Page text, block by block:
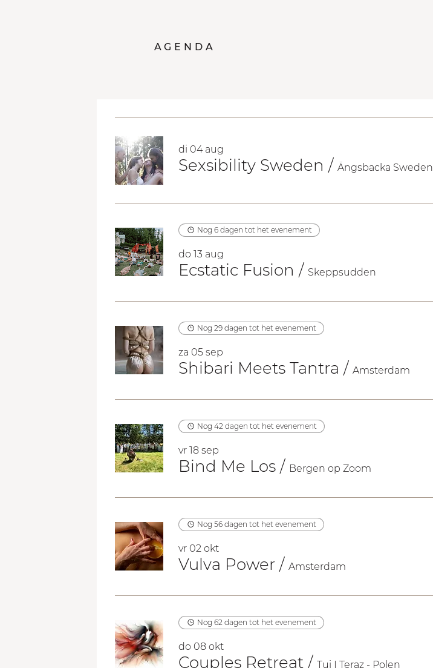
AGENDA
di 04 aug
Sexsibility Sweden / Ängsbacka Sweden
Nog 6 dagen tot het evenement
do 13 aug
Ecstatic Fusion / Skeppsudden
Nog 29 dagen tot het evenement
za 05 sep
Shibari Meets Tantra / Amsterdam
Nog 42 dagen tot het evenement
vr 18 sep
Bind Me Los / Bergen op Zoom
Nog 56 dagen tot het evenement
vr 02 okt
Vulva Power / Amsterdam
Nog 62 dagen tot het evenement
do 08 okt
Couples Retreat / Tui I Teraz - Polen